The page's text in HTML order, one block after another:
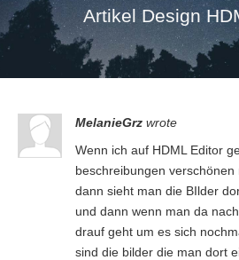
Artikel Design
MelanieGrz wrote
Wenn ich auf HDML Editor
beschreibungen verschönen
dann sieht man die BIlder
und dann wenn man da
drauf geht um es sich
sind die bilder die man dort